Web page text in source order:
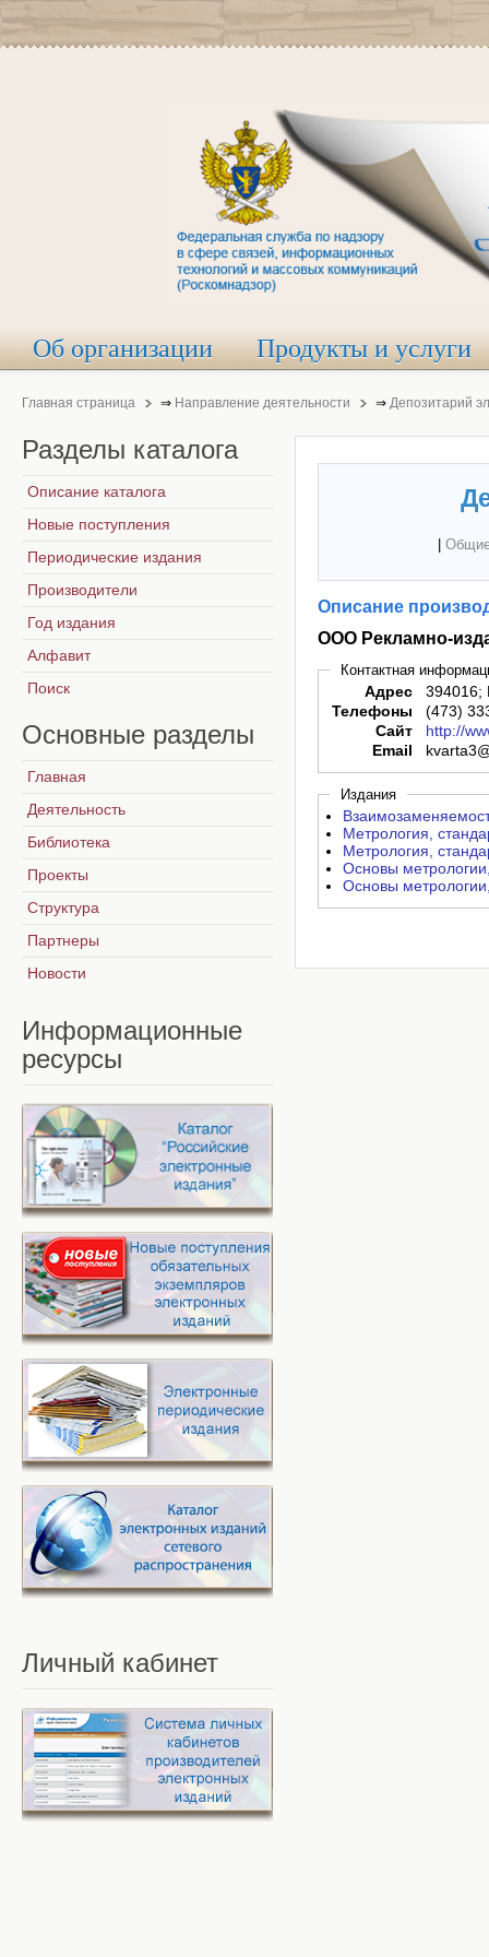
Об организации Продукты и услуги
Главная страница ⇒ Направление деятельности ⇒ Депозитарий
Описание
ООО Рекламно-
Контактная
Адрес
394016;
Телефоны
(473)
Сайт
http://
Email
Издания
Метрология,
Метрология,
Основы
Основы
Разделы каталога
Описание каталога
Новые поступления
Периодические издания
Производители
Год издания
Алфавит
Поиск
Основные разделы
Главная
Деятельность
Библиотека
Проекты
Структура
Партнеры
Новости
Информационные
ресурсы
Личный кабинет